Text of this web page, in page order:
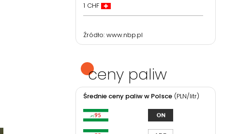
ceny paliw
Średnie ceny paliw w Polsce(PLN/litr)
1 CHF
Źródło: www.nbp.pl